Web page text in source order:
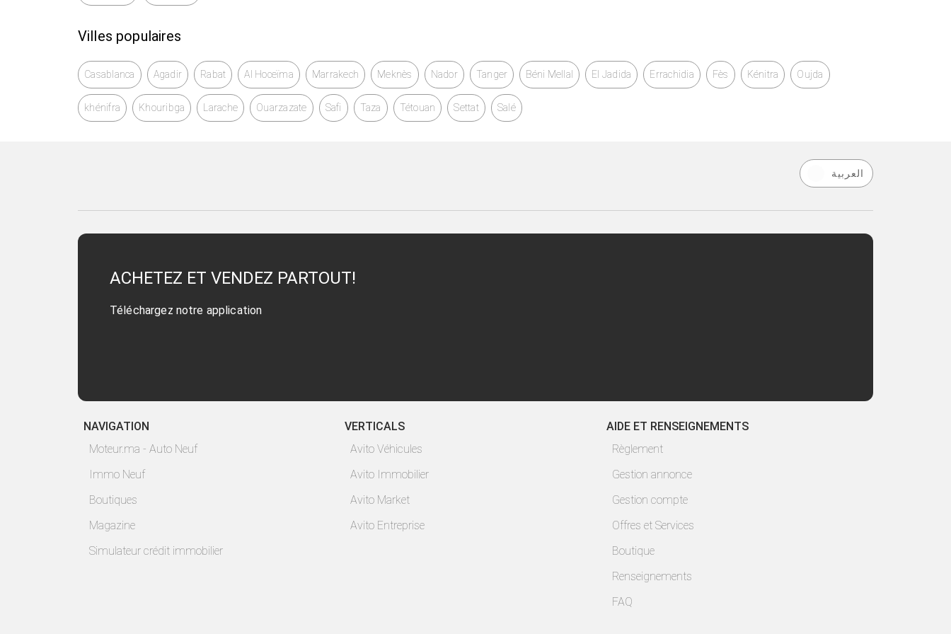
Villes populaires
Casablanca Agadir Rabat Al Hoceïma Marrakech Meknès Nador Tanger Béni Mellal El Jadida Errachidia Fès Kénitra Oujda
khénifra Khouribga Larache Ouarzazate Safi Taza Tétouan Settat Salé
العربية
ACHETEZ ET VENDEZ PARTOUT!
Téléchargez notre application
NAVIGATION
Moteur.ma - Auto Neuf
Immo Neuf
Boutiques
Magazine
Simulateur crédit immobilier
VERTICALS
Avito Véhicules
Avito Immobilier
Avito Market
Avito Entreprise
AIDE ET RENSEIGNEMENTS
Règlement
Gestion annonce
Gestion compte
Offres et Services
Boutique
Renseignements
FAQ